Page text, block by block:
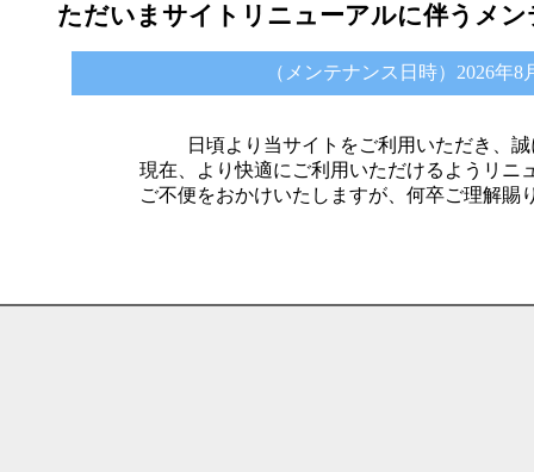
ただいまサイトリニューアルに伴うメ
（メンテナンス日時）2026年8
日頃より当サイトをご利用いただき、
現在、より快適にご利用いただけるようリニ
ご不便をおかけいたしますが、何卒ご理解賜